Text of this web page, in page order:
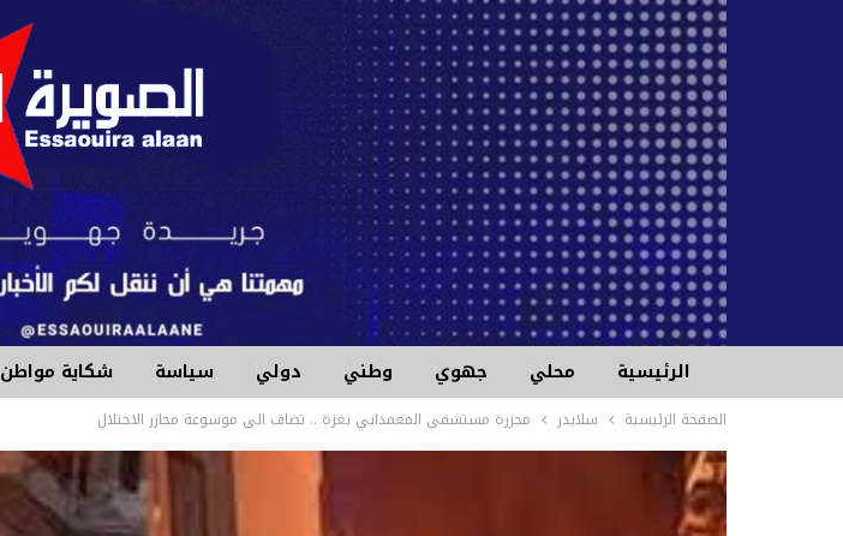
الرئيسية محلي جهوي وطني دولي سياسة شكاية مواطن
الصفحة الرئيسية سلايدر مجزرة مستشفى المعمداني بغزة .. تضاف الى موسوعة مجازر الاحتلال